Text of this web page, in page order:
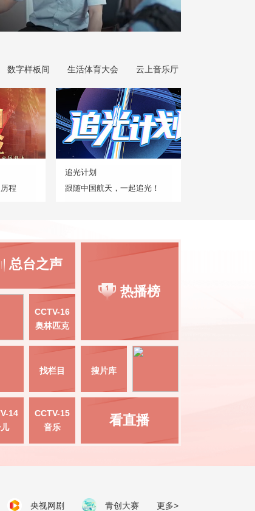
数字样板间 生活体育大会 云上音乐厅
程
追光计划
跟随中国航天，一起追光！
总台之声
热播榜
CCTV-16
奥林匹克
找栏目 搜片库
14
CCTV-15
音乐
看直播
更多>
央视网剧 青创大赛